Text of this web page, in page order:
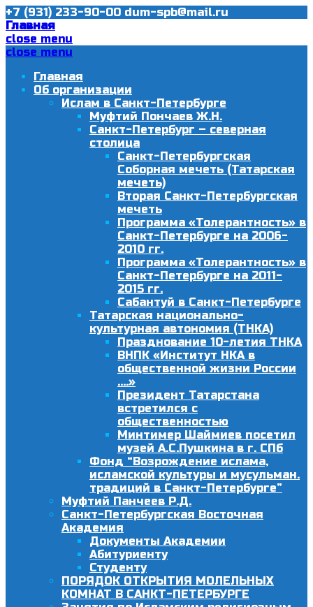
+7 (931) 233-90-00 dum-spb@mail.ru
Главная
close menu
close menu
Главная
Об организации
Ислам в Санкт-Петербурге
Муфтий Пончаев Ж.Н.
Санкт-Петербург – северная
столица
Санкт-Петербургская
Соборная мечеть (Татарская
мечеть)
Вторая Санкт-Петербургская
мечеть
Программа «Толерантность» в
Санкт-Петербурге на 2006-
2010 гг.
Программа «Толерантность» в
Санкт-Петербурге на 2011-
2015 гг.
Сабантуй в Санкт-Петербурге
Татарская национально-
культурная автономия (ТНКА)
Празднование 10-летия ТНКА
ВНПК «Институт НКА в
общественной жизни России
….»
Президент Татарстана
встретился с
общественностью
Минтимер Шаймиев посетил
музей А.С.Пушкина в г. СПб
Фонд “Возрождение ислама,
исламской культуры и мусульман.
традиций в Санкт-Петербурге”
Муфтий Панчеев Р.Д.
Санкт-Петербургская Восточная
Академия
Документы Академии
Абитуриенту
Студенту
ПОРЯДОК ОТКРЫТИЯ МОЛЕЛЬНЫХ
КОМНАТ В САНКТ-ПЕТЕРБУРГЕ